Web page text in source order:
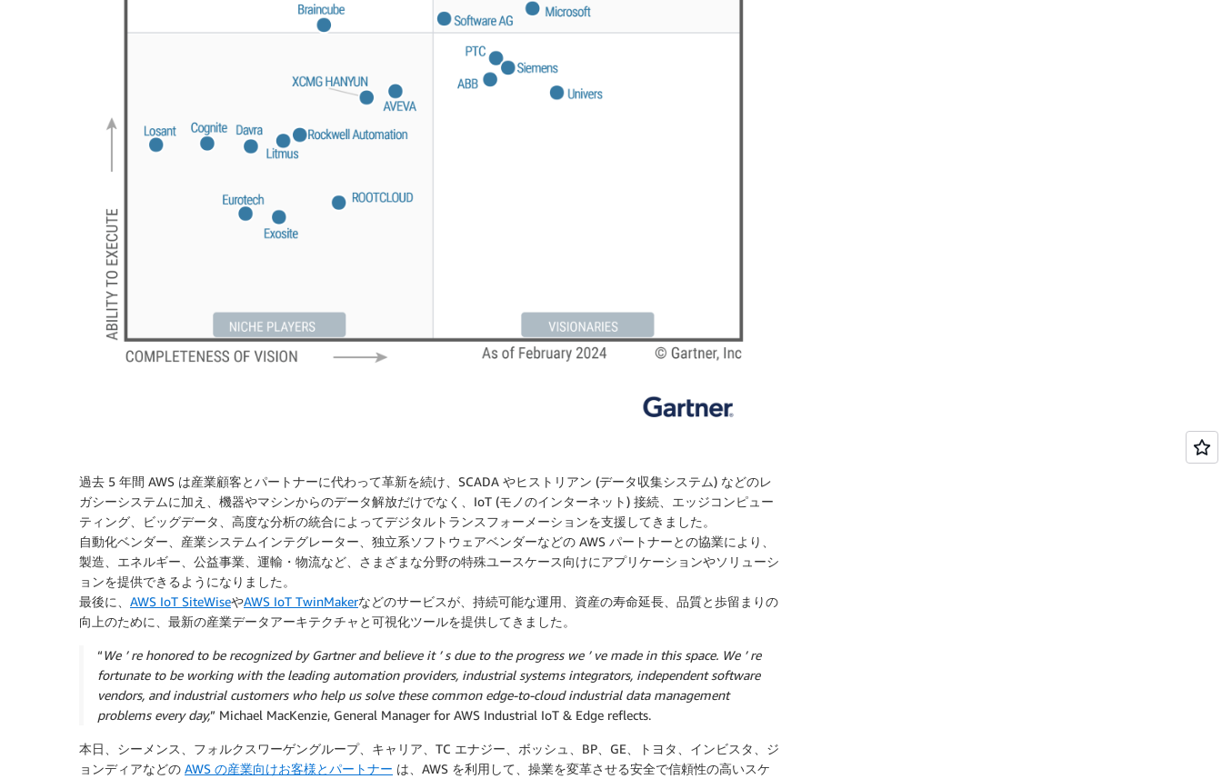
過去 5 年間 AWS は産業顧客とパートナーに代わって革新を続け、SCADA やヒストリアン (データ収集システム) などのレ
ガシーシステムに加え、機器やマシンからのデータ解放だけでなく、IoT (モノのインターネット) 接続、エッジコンピュー
ティング、ビッグデータ、高度な分析の統合によってデジタルトランスフォーメーションを支援してきました。
自動化ベンダー、産業システムインテグレーター、独立系ソフトウェアベンダーなどの AWS パートナーとの協業により、
製造、エネルギー、公益事業、運輸・物流など、さまざまな分野の特殊ユースケース向けにアプリケーションやソリューシ
ョンを提供できるようになりました。
最後に、 AWS IoT SiteWiseやAWS IoT TwinMakerなどのサービスが、持続可能な運用、資産の寿命延長、品質と歩留まりの
向上のために、最新の産業データアーキテクチャと可視化ツールを提供してきました。
“We ’ re honored to be recognized by Gartner and believe it ’ s due to the progress we ’ ve made in this space. We ’ re
fortunate to be working with the leading automation providers, industrial systems integrators, independent software
vendors, and industrial customers who help us solve these common edge-to-cloud industrial data management
problems every day,” Michael MacKenzie, General Manager for AWS Industrial IoT & Edge reflects.
本日、シーメンス、フォルクスワーゲングループ、キャリア、TC エナジー、ボッシュ、BP、GE、トヨタ、インビスタ、ジ
ョンディアなどの AWS の産業向けお客様とパートナー は、AWS を利用して、操業を変革させる安全で信頼性の高いスケ